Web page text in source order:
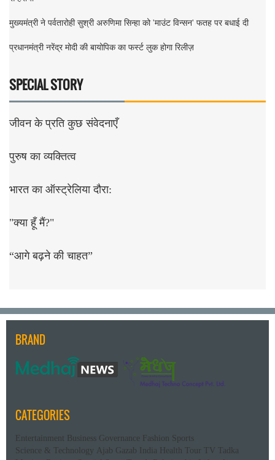
मुख्यमंत्री ने पर्वतारोही सुश्री अरुणिमा सिन्हा को 'माउंट विन्सन' फतह पर बधाई दी
प्रधानमंत्री नरेंद्र मोदी की बायोपिक का फर्स्ट लुक होगा रिलीज़
SPECIAL STORY
जीवन के प्रति कुछ संवेदनाएँ
पुरुष का व्यक्तित्व
भारत का ऑस्ट्रेलिया दौरा:
"क्या हूँ मैं?"
“आगे बढ़ने की चाहत”
BRAND
CATEGORIES
Entertainment Business Governance Fashion Sports
Science & Technology
Ajab Gazab India Health Tour
TV Tadka